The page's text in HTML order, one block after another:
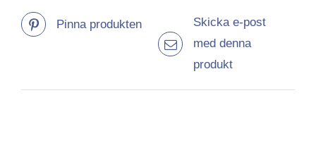
Pinna produkten
Skicka e-post
med denna
produkt